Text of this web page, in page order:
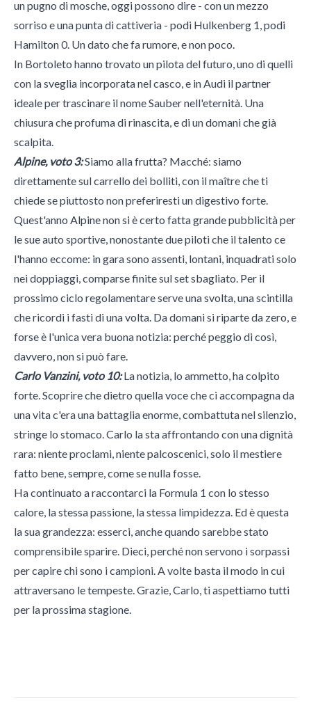
un pugno di mosche, oggi possono dire - con un mezzo
sorriso e una punta di cattiveria - podi Hulkenberg 1, podi
Hamilton 0. Un dato che fa rumore, e non poco.
In Bortoleto hanno trovato un pilota del futuro, uno di quelli
con la sveglia incorporata nel casco, e in Audi il partner
ideale per trascinare il nome Sauber nell'eternità. Una
chiusura che profuma di rinascita, e di un domani che già
scalpita.
Alpine, voto 3:Siamo alla frutta? Macché: siamo
direttamente sul carrello dei bolliti, con il maître che ti
chiede se piuttosto non preferiresti un digestivo forte.
Quest'anno Alpine non si è certo fatta grande pubblicità per
le sue auto sportive, nonostante due piloti che il talento ce
l'hanno eccome: in gara sono assenti, lontani, inquadrati solo
nei doppiaggi, comparse finite sul set sbagliato. Per il
prossimo ciclo regolamentare serve una svolta, una scintilla
che ricordi i fasti di una volta. Da domani si riparte da zero, e
forse è l'unica vera buona notizia: perché peggio di così,
davvero, non si può fare.
Carlo Vanzini, voto 10:La notizia, lo ammetto, ha colpito
forte. Scoprire che dietro quella voce che ci accompagna da
una vita c'era una battaglia enorme, combattuta nel silenzio,
stringe lo stomaco. Carlo la sta affrontando con una dignità
rara: niente proclami, niente palcoscenici, solo il mestiere
fatto bene, sempre, come se nulla fosse.
Ha continuato a raccontarci la Formula 1 con lo stesso
calore, la stessa passione, la stessa limpidezza. Ed è questa
la sua grandezza: esserci, anche quando sarebbe stato
comprensibile sparire. Dieci, perché non servono i sorpassi
per capire chi sono i campioni. A volte basta il modo in cui
attraversano le tempeste. Grazie, Carlo, ti aspettiamo tutti
per la prossima stagione.